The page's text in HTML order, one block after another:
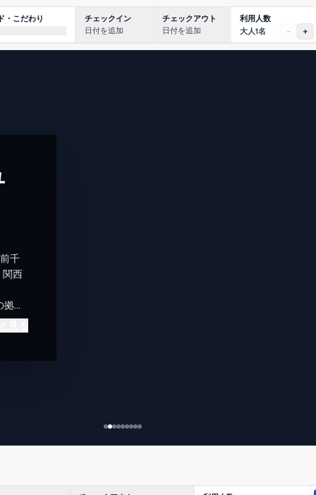
・こだわり
チェックイン
日付を追加
チェックアウト
日付を追加
利用人数
大人1名
- +
千
関西
点